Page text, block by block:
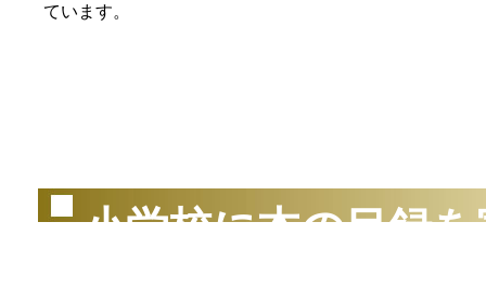
ています。
小学校に本の目録